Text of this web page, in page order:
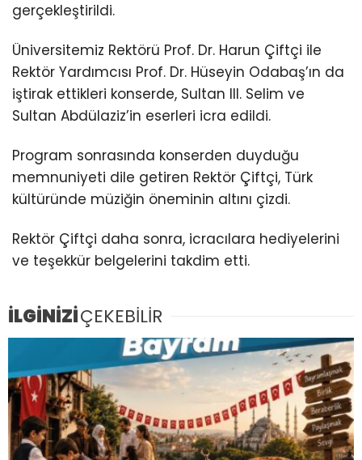
gerçekleştirildi.
Üniversitemiz Rektörü Prof. Dr. Harun Çiftçi ile
Rektör Yardımcısı Prof. Dr. Hüseyin Odabaş’ın da
iştirak ettikleri konserde, Sultan III. Selim ve
Sultan Abdülaziz’in eserleri icra edildi.
Program sonrasında konserden duyduğu
memnuniyeti dile getiren Rektör Çiftçi, Türk
kültüründe müziğin öneminin altını çizdi.
Rektör Çiftçi daha sonra, icracılara hediyelerini
ve teşekkür belgelerini takdim etti.
İLGİNİZİÇEKEBİLİR